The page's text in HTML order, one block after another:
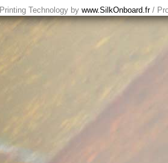
Printing Technology bywww.SilkOnboard.fr /